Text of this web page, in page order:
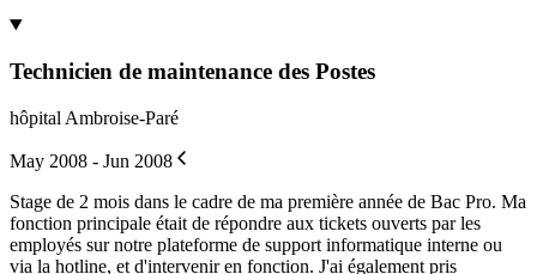
Technicien de maintenance des Postes
hôpital Ambroise-Paré
May 2008 - Jun 2008
Stage de 2 mois dans le cadre de ma première année de Bac Pro. Ma
fonction principale était de répondre aux tickets ouverts par les
employés sur notre plateforme de support informatique interne ou
via la hotline, et d'intervenir en fonction. J'ai également pris